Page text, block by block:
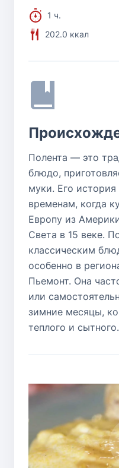
1 ч.
202.0 ккал
Полента — это
блюдо,
муки. Его
временам, когда
Европу из
Света в 15 веке.
классическим
особенно в
Пьемонт. Она
или
зимние месяцы,
теплого и сытного.